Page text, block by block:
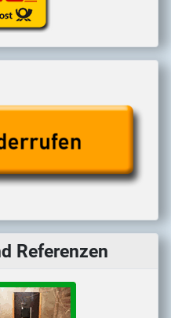
Referenzen